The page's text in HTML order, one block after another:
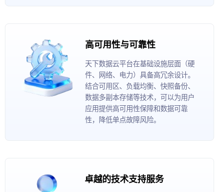
高可用性与可靠性
天下数据云平台在基础设施层面（硬
件、网络、电力）具备高冗余设计。
结合可用区、负载均衡、快照备份、
数据多副本存储等技术，可以为用户
应用提供高可用性保障和数据可靠
性，降低单点故障风险。
卓越的技术支持服务